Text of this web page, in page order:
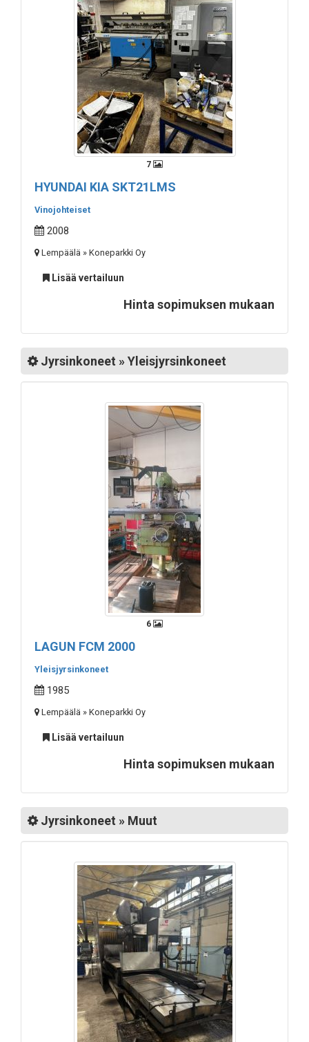
7
HYUNDAI KIA SKT21LMS
Vinojohteiset
2008
Lempäälä » Koneparkki Oy
Lisää vertailuun
Hinta sopimuksen mukaan
Jyrsinkoneet » Yleisjyrsinkoneet
6
LAGUN FCM 2000
Yleisjyrsinkoneet
1985
Lempäälä » Koneparkki Oy
Lisää vertailuun
Hinta sopimuksen mukaan
Jyrsinkoneet » Muut